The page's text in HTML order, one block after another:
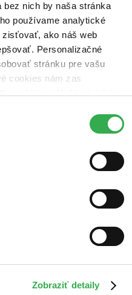
bez nich by naša stránka
používame analytické
zisťovať, ako náš web
Personalizačné
stránku pre vašu
cookies nám zas
tieto cookies. Ďakujeme!
Zobraziť detaily